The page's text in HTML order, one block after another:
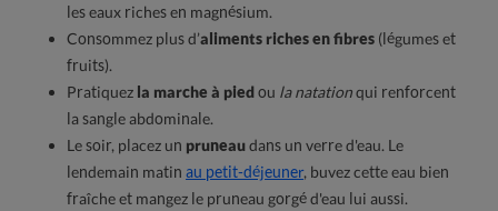
les eaux riches en magnésium.
Consommez plus d’aliments riches en fibres (légumes et
fruits).
Pratiquez la marche à piedou la natationqui renforcent
la sangle abdominale.
Le soir, placez un pruneaudans un verre d'eau. Le
lendemain matin au petit-déjeuner, buvez cette eau bien
fraîche et mangez le pruneau gorgé d'eau lui aussi.